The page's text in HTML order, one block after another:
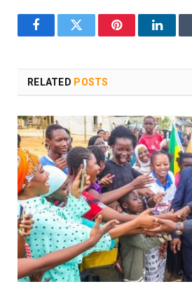
FacebookTwitter Pinterest
RELATED POSTS